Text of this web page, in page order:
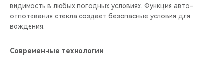
видимость в любых погодных условиях. Функция авто-
отпотевания стекла создает безопасные условия для
вождения.
Современные технологии